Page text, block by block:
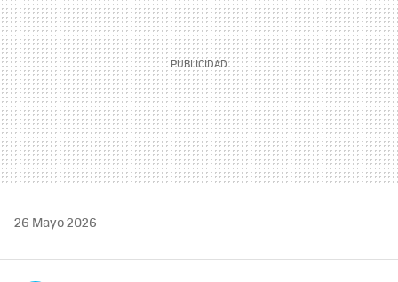
26 Mayo 2026